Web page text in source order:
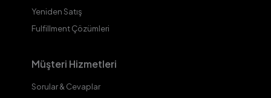
Yeniden Satış
Fulfillment Çözümleri
Müşteri Hizmetleri
Sorular & Cevaplar